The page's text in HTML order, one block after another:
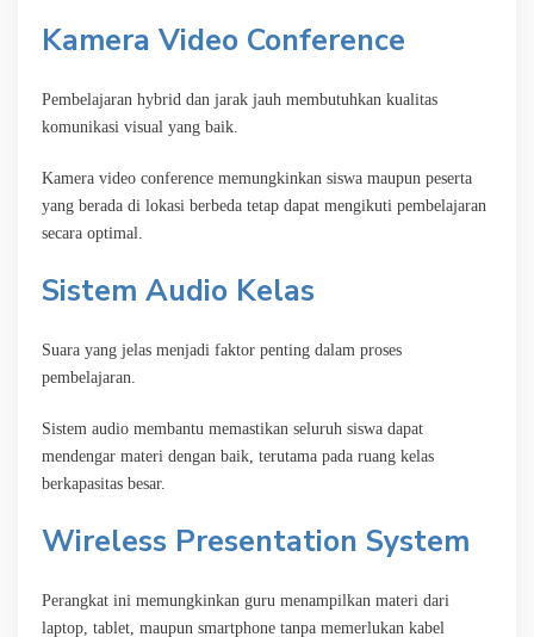
Kamera Video Conference
Pembelajaran hybrid dan jarak jauh membutuhkan kualitas
komunikasi visual yang baik.
Kamera video conference memungkinkan siswa maupun peserta
yang berada di lokasi berbeda tetap dapat mengikuti pembelajaran
secara optimal.
Sistem Audio Kelas
Suara yang jelas menjadi faktor penting dalam proses
pembelajaran.
Sistem audio membantu memastikan seluruh siswa dapat
mendengar materi dengan baik, terutama pada ruang kelas
berkapasitas besar.
Wireless Presentation System
Perangkat ini memungkinkan guru menampilkan materi dari
laptop, tablet, maupun smartphone tanpa memerlukan kabel